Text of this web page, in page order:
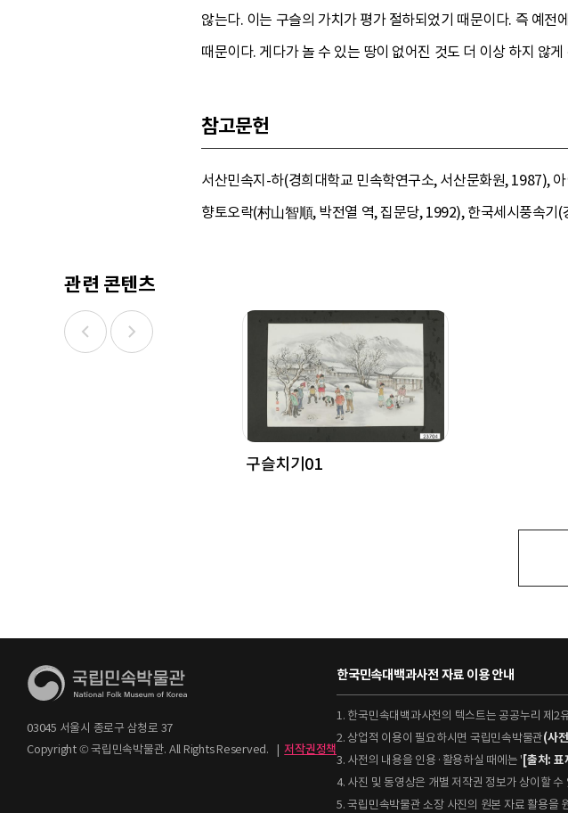
않는다. 이는 구슬의 가치가 평가 절하되었기 때문이다. 즉 예
때문이다. 게다가 놀 수 있는 땅이 없어진 것도 더 이상 하지 않게
참고문헌
서산민속지-하(경희대학교 민속학연구소, 서산문화원, 1987),
향토오락(村山智順, 박전열 역, 집문당, 1992), 한국세시풍속기(
관련 콘텐츠
구슬치기01
03045 서울시 종로구 삼청로 37
Copyright © 국립민속박물관. All Rights Reserved.
| 저작권정책
한국민속대백과사전 자료 이용 안내
1. 한국민속대백과사전의 텍스트는 공공누리 제2
2. 상업적 이용이 필요하시면 국립민속박물관(사
3. 사전의 내용을 인용·활용하실 때에는 ' [출처:
4. 사진 및 동영상은 개별 저작권 정보가 상이할
5. 국립민속박물관 소장 사진의 원본 자료 활용을